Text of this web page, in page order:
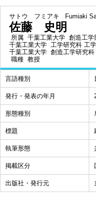
サトウ フミアキ Fumiaki
佐藤 史明
所属 千葉工業大学 創造工学
千葉工業大学 工学研究科 工
千葉工業大学 創造工学研究科
職種 教授
言語種別
発行・発表の年月
形態種別
標題
執筆形態
掲載区分
出版社・発行元